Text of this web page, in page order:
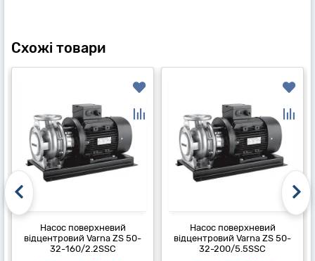
Схожі товари
Насос поверхневий
відцентровий Varna ZS 50-
32-160/2.2SSC
Насос поверхневий
відцентровий Varna ZS 50-
32-200/5.5SSC